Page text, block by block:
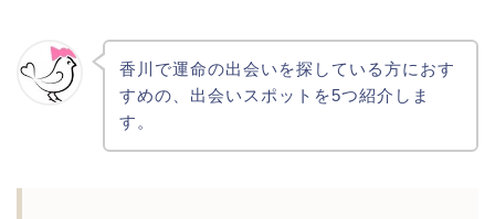
香川で運命の出会いを探している方におす
すめの、出会いスポットを5つ紹介しま
す。